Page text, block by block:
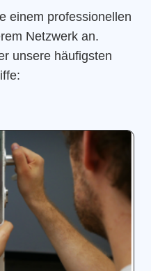
einem professionellen
Netzwerk an.
unsere häufigsten